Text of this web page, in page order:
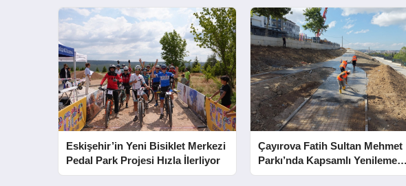
Eskişehir’in Yeni Bisiklet Merkezi
Pedal Park Projesi Hızla İlerliyor
Çayırova Fatih Sultan Mehmet
Parkı’nda Kapsamlı Yenileme
Başladı